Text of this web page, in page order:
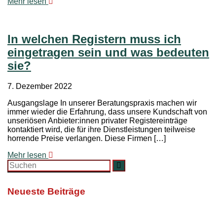
In welchen Registern muss ich
eingetragen sein und was bedeuten
sie?
7. Dezember 2022
Ausgangslage In unserer Beratungspraxis machen wir
immer wieder die Erfahrung, dass unsere Kundschaft von
unseriösen Anbieter:innen privater Registereinträge
kontaktiert wird, die für ihre Dienstleistungen teilweise
horrende Preise verlangen. Diese Firmen […]
Mehr lesen
Search
for:
Neueste Beiträge